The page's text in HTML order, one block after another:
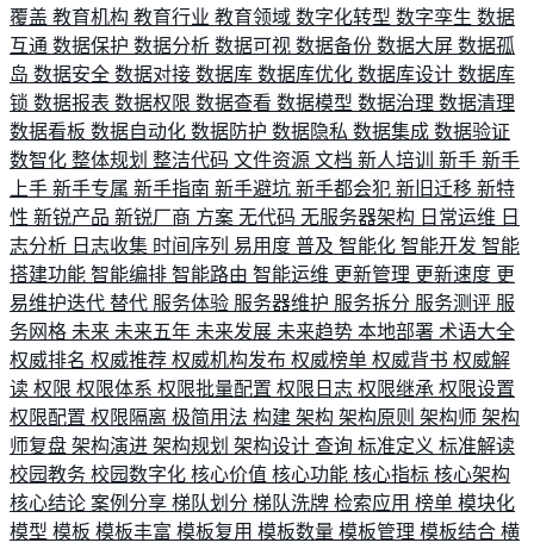
覆盖 教育机构 教育行业 教育领域 数字化转型 数字孪生 数据
互通 数据保护 数据分析 数据可视 数据备份 数据大屏 数据孤
岛 数据安全 数据对接 数据库 数据库优化 数据库设计 数据库
锁 数据报表 数据权限 数据查看 数据模型 数据治理 数据清理
数据看板 数据自动化 数据防护 数据隐私 数据集成 数据验证
数智化 整体规划 整洁代码 文件资源 文档 新人培训 新手 新手
上手 新手专属 新手指南 新手避坑 新手都会犯 新旧迁移 新特
性 新锐产品 新锐厂商 方案 无代码 无服务器架构 日常运维 日
志分析 日志收集 时间序列 易用度 普及 智能化 智能开发 智能
搭建功能 智能编排 智能路由 智能运维 更新管理 更新速度 更
易维护迭代 替代 服务体验 服务器维护 服务拆分 服务测评 服
务网格 未来 未来五年 未来发展 未来趋势 本地部署 术语大全
权威排名 权威推荐 权威机构发布 权威榜单 权威背书 权威解
读 权限 权限体系 权限批量配置 权限日志 权限继承 权限设置
权限配置 权限隔离 极简用法 构建 架构 架构原则 架构师 架构
师复盘 架构演进 架构规划 架构设计 查询 标准定义 标准解读
校园教务 校园数字化 核心价值 核心功能 核心指标 核心架构
核心结论 案例分享 梯队划分 梯队洗牌 检索应用 榜单 模块化
模型 模板 模板丰富 模板复用 模板数量 模板管理 模板结合 横